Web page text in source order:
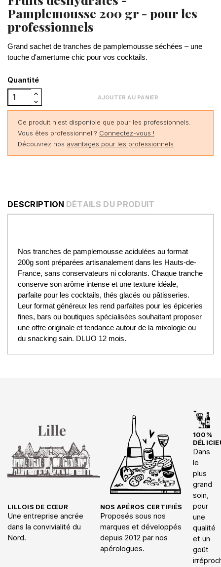
Pamplemousse 200 gr - pour les
professionnels
Grand sachet de tranches de pamplemousse séchées – une
touche d'amertume chic pour vos cocktails.
Quantité
AJOUTER AU PANIER
Ce produit n'est disponible que pour les professionnels.
Vous êtes professionnel ? Connectez-vous !
Découvrez nos avantages pour les professionnels
DESCRIPTION DÉTAILS DU PRODUIT
Nos tranches de pamplemousse acidulées au format
200g sont préparées artisanalement dans les Hauts-de-
France, sans conservateurs ni colorants. Chaque tranche
conserve son arôme intense et une texture idéale,
parfaite pour les cocktails, thés glacés ou pâtisseries.
Leur format généreux les rend parfaites pour les épiceries
fines, bars ou boutiques spécialisées souhaitant proposer
une offre originale et tendance autour de la mixologie ou
du snacking sain. DLUO 12 mois.
LILLOIS DE CŒUR
Une entreprise ancrée
dans la convivialité du
Nord.
NOS APÉROS CERTIFIÉS
Proposés sous nos
marques et développés
depuis 2012 par nos
apérologues.
100%
Dans
le
plus
grand
soin,
pour
une
qualité
et un
goût